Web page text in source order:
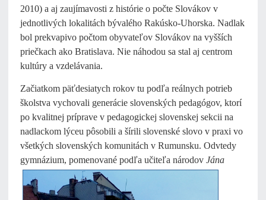
2010) a aj zaujímavosti z histórie o počte Slovákov v
jednotlivých lokalitách bývalého Rakúsko-Uhorska. Nadlak
bol prekvapivo počtom obyvateľov Slovákov na vyšších
priečkach ako Bratislava. Nie náhodou sa stal aj centrom
kultúry a vzdelávania.
Začiatkom päťdesiatych rokov tu podľa reálnych potrieb
školstva vychovali generácie slovenských pedagógov, ktorí
po kvalitnej príprave v pedagogickej slovenskej sekcii na
nadlackom lýceu pôsobili a šírili slovenské slovo v praxi vo
všetkých slovenských komunitách v Rumunsku. Odvtedy
gymnázium, pomenované podľa učiteľa národov Jána